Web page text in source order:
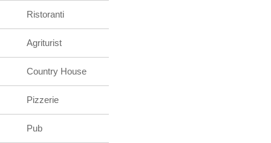
Ristoranti
Agriturist
Country House
Pizzerie
Pub